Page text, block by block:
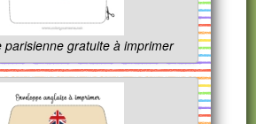
parisienne gratuite à imprimer